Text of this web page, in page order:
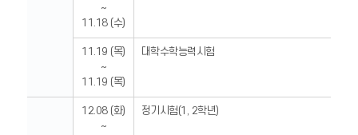
~
11.18 (수)
11.19 (목)
~
11.19 (목)
대학수학능력시험
12.08 (화)
~
정기시험(1, 2학년)